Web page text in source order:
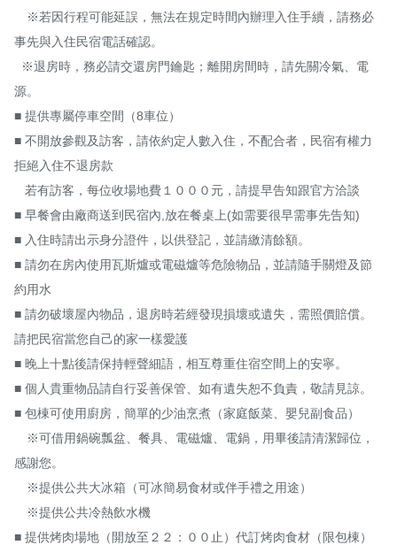
※若因行程可能延誤，無法在規定時間內辦理入住手續，請務必
事先與入住民宿電話確認。
源。
■ 提供專屬停車空間（8車位）
■ 不開放參觀及訪客，請依約定人數入住，不配合者，民宿有權力
拒絕入住不退房款
■ 早餐會由廠商送到民宿內,放在餐桌上(如需要很早需事先告知)
■ 入住時請出示身分證件，以供登記，並請繳清餘額。
■ 請勿在房內使用瓦斯爐或電磁爐等危險物品，並請隨手關燈及節
約用水
■ 請勿破壞屋內物品，退房時若經發現損壞或遺失，需照價賠償。
請把民宿當您自己的家一樣愛護
■ 晚上十點後請保持輕聲細語，相互尊重住宿空間上的安寧。
■ 個人貴重物品請自行妥善保管、如有遺失恕不負責，敬請見諒。
■ 包棟可使用廚房，簡單的少油烹煮（家庭飯菜、嬰兒副食品）
※可借用鍋碗瓢盆、餐具、電磁爐、電鍋，用畢後請清潔歸位，
感謝您。
※提供公共大冰箱（可冰簡易食材或伴手禮之用途）
※提供公共冷熱飲水機
■ 提供烤肉場地（開放至２２：００止）代訂烤肉食材（限包棟）